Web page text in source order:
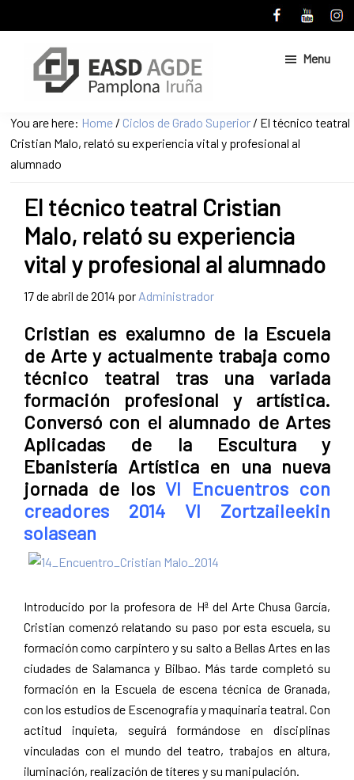
to
content
to
Escuela
de
Arte
y
de
Diseño
de
Pamplona
Sitio
web
de
Escuela
Arte
y
de
Diseño
de
Pamplona
Menu
You are here: Home / Ciclos de Grado Superior / El técnico teatral
Cristian Malo, relató su experiencia vital y profesional al
alumnado
El técnico teatral Cristian
Malo, relató su experiencia
vital y profesional al alumnado
17 de abril de 2014 por Administrador
Cristian es exalumno de la Escuela
de Arte y actualmente trabaja como
técnico teatral tras una variada
formación profesional y artística.
Conversó con el alumnado de Artes
Aplicadas de la Escultura y
Ebanistería Artística en una nueva
jornada de los VI Encuentros con
creadores 2014 VI Zortzaileekin
solasean
Introducido por la profesora de Hª del Arte Chusa García,
Cristian comenzó relatando su paso por esta escuela, su
formación como carpintero y su salto a Bellas Artes en las
ciudades de Salamanca y Bilbao. Más tarde completó su
formación en la Escuela de escena técnica de Granada,
con los estudios de Escenografía y maquinaria teatral. Con
actitud inquieta, seguirá formándose en disciplinas
vinculadas con el mundo del teatro, trabajos en altura,
iluminación, realización de títeres y su manipulación.